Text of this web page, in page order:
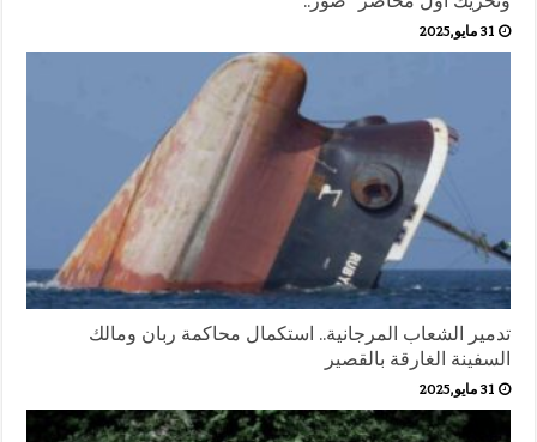
31 مايو,2025
تدمير الشعاب المرجانية.. استكمال محاكمة ربان ومالك
السفينة الغارقة بالقصير
31 مايو,2025